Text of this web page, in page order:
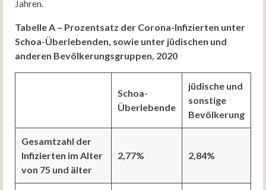
Jahren.
Tabelle A – Prozentsatz der Corona-Infizierten unter
Schoa-Überlebenden, sowie unter jüdischen und
anderen Bevölkerungsgruppen, 2020
Schoa-
Überlebende
jüdische und
sonstige
Bevölkerung
Gesamtzahl der
Infizierten im Alter
von 75 und älter
2,77% 2,84%